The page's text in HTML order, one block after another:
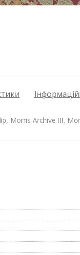
Morris Archive III,